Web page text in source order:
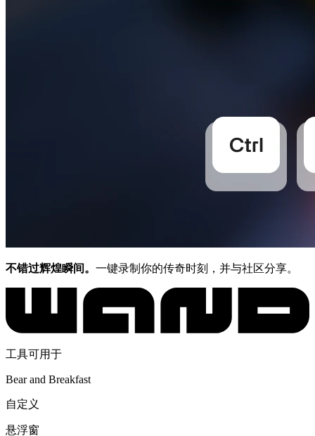
不错过辉煌瞬间。 一键录制你的传奇时刻，并与社区分享。
工具可用于
Bear and Breakfast
自定义
悬浮窗